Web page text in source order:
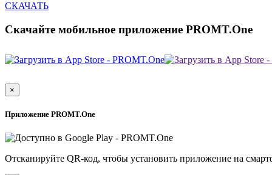
СКАЧАТЬ
Скачайте мобильное приложение PROMT.One
×
Приложение PROMT.One
Отсканируйте QR-код, чтобы установить приложение на